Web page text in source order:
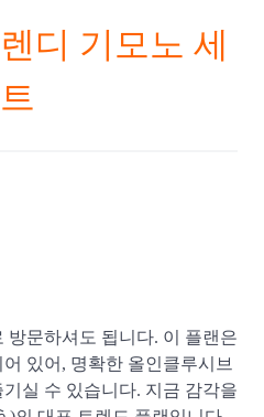
디 기모노 세
트
방문하셔도 됩니다. 이 플랜은
있어, 명확한 올인클루시브
실 수 있습니다. 지금 감각을